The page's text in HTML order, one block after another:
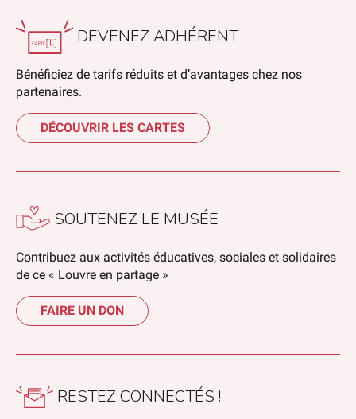
DEVENEZ ADHÉRENT
Bénéficiez de tarifs réduits et d’avantages chez nos
partenaires.
DÉCOUVRIR LES CARTES
SOUTENEZ LE MUSÉE
Contribuez aux activités éducatives, sociales et solidaires
de ce « Louvre en partage »
FAIRE UN DON
RESTEZ CONNECTÉS !